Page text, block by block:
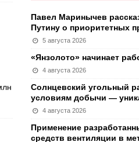
Павел Маринычев
Путину о приоритетных
5 августа 2026
«Янзолото» начинает
4 августа 2026
Солнцевский угольный
условиям добычи —
4 августа 2026
Применение
средств вентиляции в